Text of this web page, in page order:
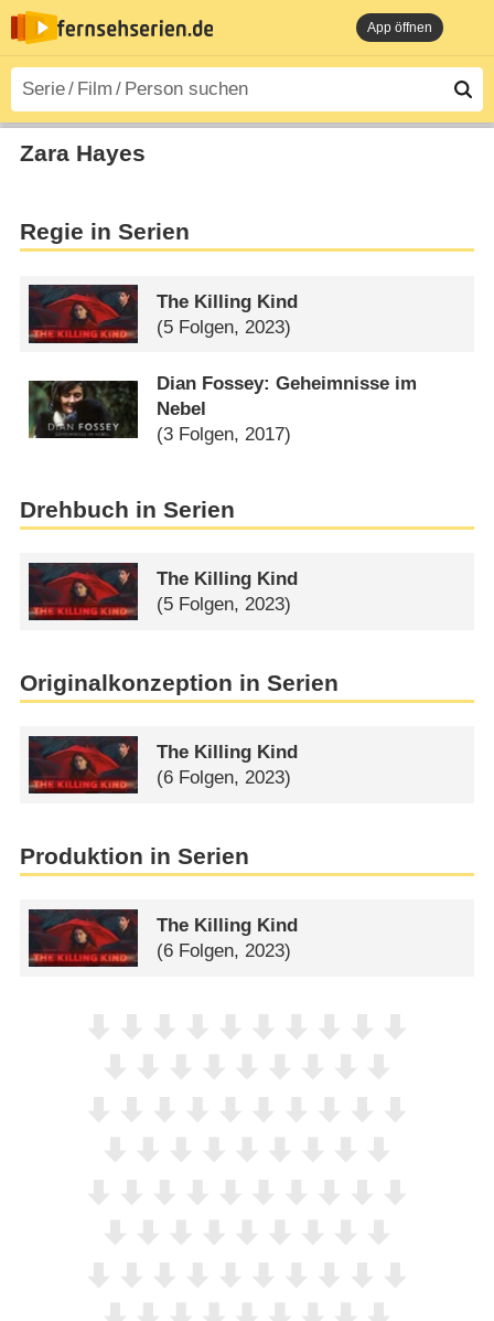
App öffnen
Zara Hayes
Regie in Serien
The Killing Kind
(5 Folgen, 2023)
Dian Fossey: Geheimnisse im
Nebel
(3 Folgen, 2017)
Drehbuch in Serien
The Killing Kind
(5 Folgen, 2023)
Originalkonzeption in Serien
The Killing Kind
(6 Folgen, 2023)
Produktion in Serien
The Killing Kind
(6 Folgen, 2023)